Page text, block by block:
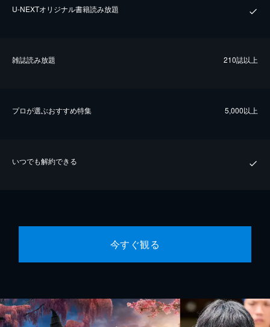
U-NEXTオリジナル書籍読み放題
雑誌読み放題 210誌以上
プロが選ぶおすすめ特集 5,000以上
いつでも解約できる
今すぐ観る